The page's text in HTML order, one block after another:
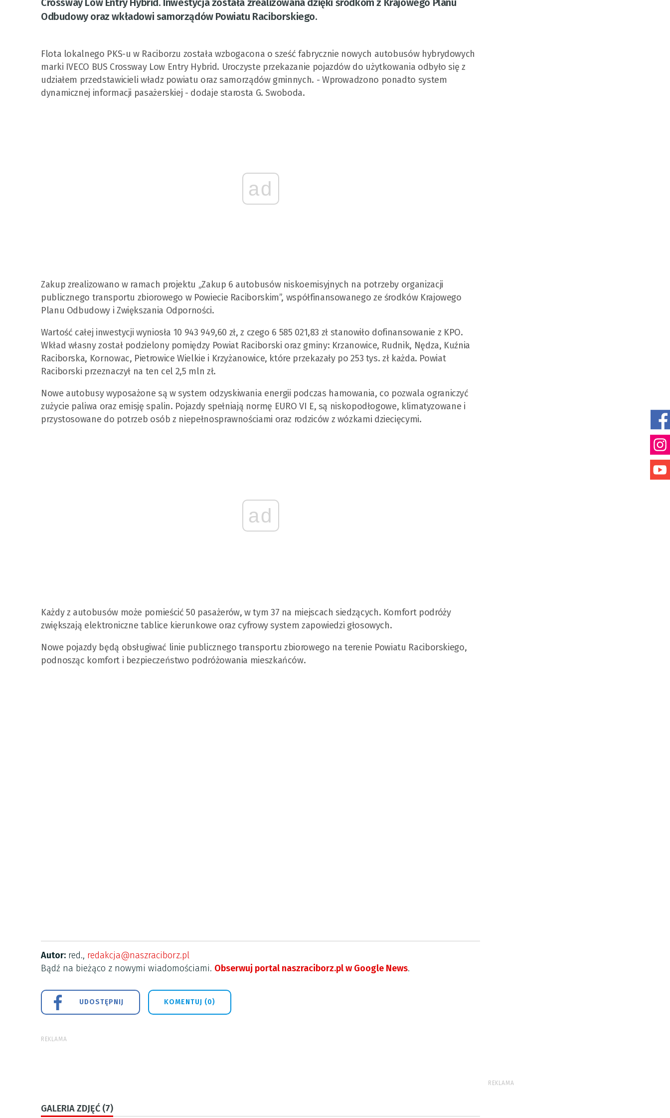
Crossway Low Entry Hybrid. Inwestycja została zrealizowana dzięki środkom z Krajowego Planu
Odbudowy oraz wkładowi samorządów Powiatu Raciborskiego.
Flota lokalnego PKS-u w Raciborzu została wzbogacona o sześć fabrycznie nowych autobusów hybrydowych
marki IVECO BUS Crossway Low Entry Hybrid. Uroczyste przekazanie pojazdów do użytkowania odbyło się z
udziałem przedstawicieli władz powiatu oraz samorządów gminnych. - Wprowadzono ponadto system
dynamicznej informacji pasażerskiej - dodaje starosta G. Swoboda.
ad
Zakup zrealizowano w ramach projektu „Zakup 6 autobusów niskoemisyjnych na potrzeby organizacji
publicznego transportu zbiorowego w Powiecie Raciborskim”, współfinansowanego ze środków Krajowego
Planu Odbudowy i Zwiększania Odporności.
Wartość całej inwestycji wyniosła 10 943 949,60 zł, z czego 6 585 021,83 zł stanowiło dofinansowanie z KPO.
Wkład własny został podzielony pomiędzy Powiat Raciborski oraz gminy: Krzanowice, Rudnik, Nędza, Kuźnia
Raciborska, Kornowac, Pietrowice Wielkie i Krzyżanowice, które przekazały po 253 tys. zł każda. Powiat
Raciborski przeznaczył na ten cel 2,5 mln zł.
Nowe autobusy wyposażone są w system odzyskiwania energii podczas hamowania, co pozwala ograniczyć
zużycie paliwa oraz emisję spalin. Pojazdy spełniają normę EURO VI E, są niskopodłogowe, klimatyzowane i
przystosowane do potrzeb osób z niepełnosprawnościami oraz rodziców z wózkami dziecięcymi.
ad
Każdy z autobusów może pomieścić 50 pasażerów, w tym 37 na miejscach siedzących. Komfort podróży
zwiększają elektroniczne tablice kierunkowe oraz cyfrowy system zapowiedzi głosowych.
Nowe pojazdy będą obsługiwać linie publicznego transportu zbiorowego na terenie Powiatu Raciborskiego,
podnosząc komfort i bezpieczeństwo podróżowania mieszkańców.
Autor: red., redakcja@naszraciborz.pl
Bądź na bieżąco z nowymi wiadomościami. Obserwuj portal naszraciborz.pl w Google News.
UDOSTĘPNIJ KOMENTUJ (0)
REKLAMA
GALERIA ZDJĘĆ (7)
REKLAMA